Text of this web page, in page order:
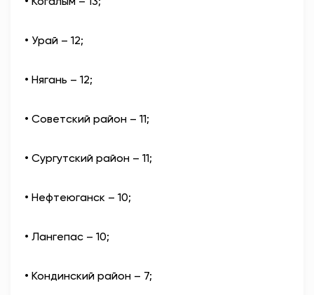
• Урай – 12;
• Нягань – 12;
• Советский район – 11;
• Сургутский район – 11;
• Нефтеюганск – 10;
• Лангепас – 10;
• Кондинский район – 7;